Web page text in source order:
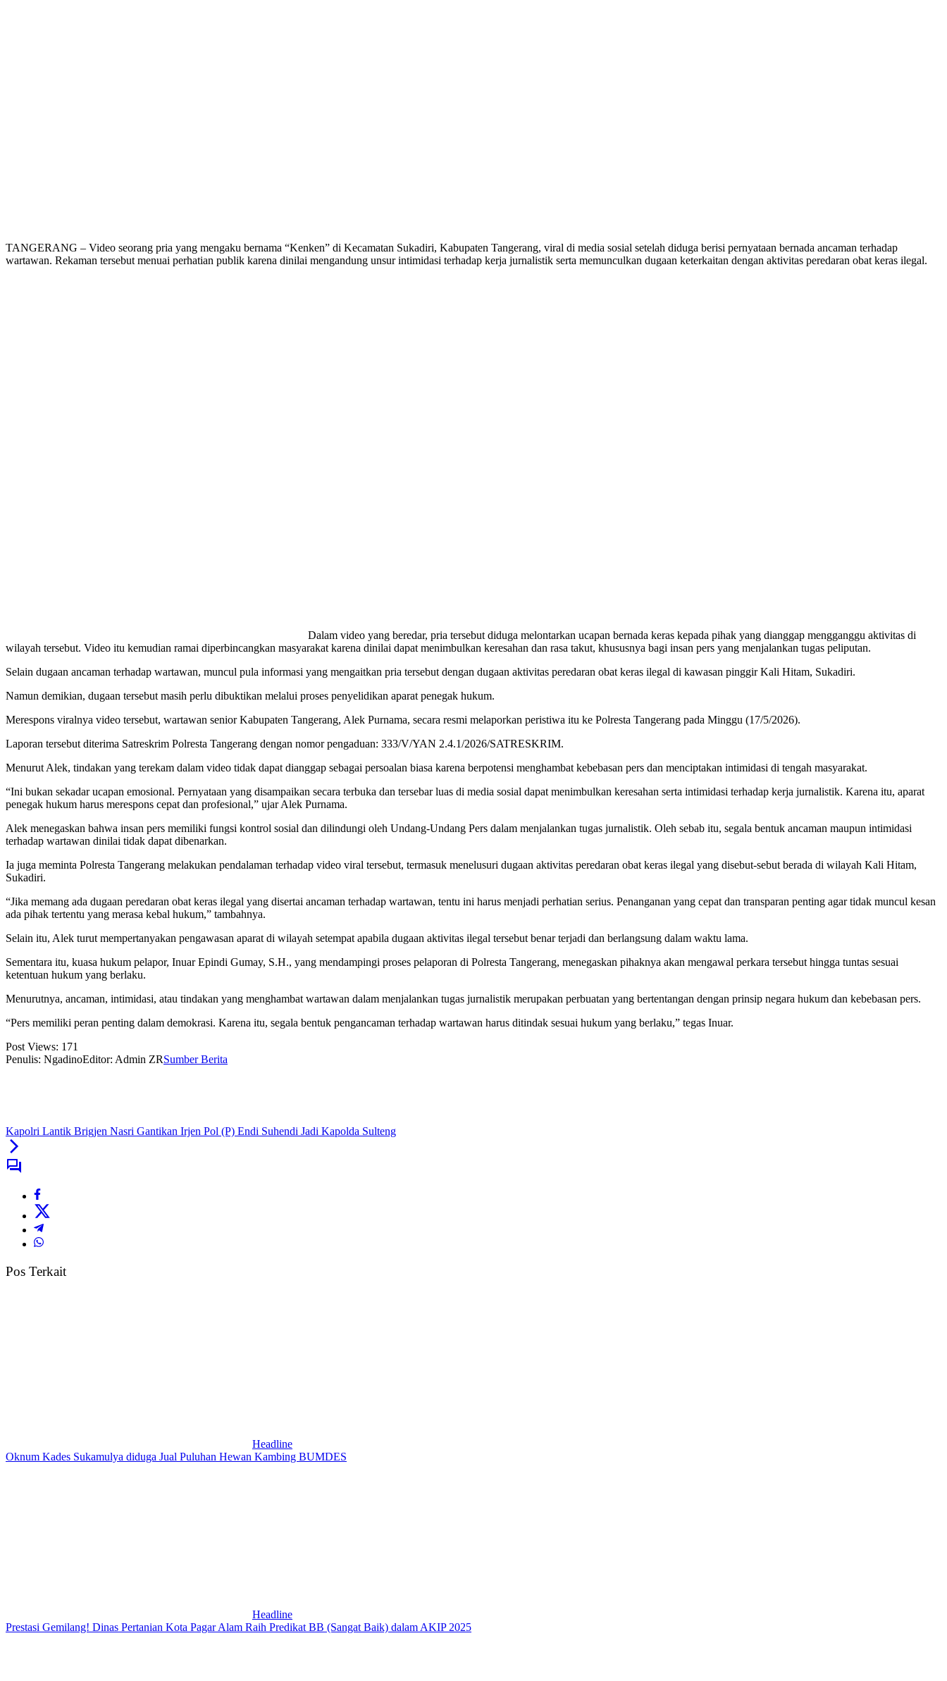
TANGERANG – Video seorang pria yang mengaku bernama “Kenken” di Kecamatan Sukadiri, Kabupaten Tangerang, viral di media sosial setelah diduga berisi pernyataan bernada ancaman terhadap
wartawan. Rekaman tersebut menuai perhatian publik karena dinilai mengandung unsur intimidasi terhadap kerja jurnalistik serta memunculkan dugaan keterkaitan dengan aktivitas peredaran obat keras ilegal.
Dalam video yang beredar, pria tersebut diduga melontarkan ucapan bernada keras kepada pihak yang dianggap mengganggu aktivitas di
wilayah tersebut. Video itu kemudian ramai diperbincangkan masyarakat karena dinilai dapat menimbulkan keresahan dan rasa takut, khususnya bagi insan pers yang menjalankan tugas peliputan.
Selain dugaan ancaman terhadap wartawan, muncul pula informasi yang mengaitkan pria tersebut dengan dugaan aktivitas peredaran obat keras ilegal di kawasan pinggir Kali Hitam, Sukadiri.
Namun demikian, dugaan tersebut masih perlu dibuktikan melalui proses penyelidikan aparat penegak hukum.
Merespons viralnya video tersebut, wartawan senior Kabupaten Tangerang, Alek Purnama, secara resmi melaporkan peristiwa itu ke Polresta Tangerang pada Minggu (17/5/2026).
Laporan tersebut diterima Satreskrim Polresta Tangerang dengan nomor pengaduan: 333/V/YAN 2.4.1/2026/SATRESKRIM.
Menurut Alek, tindakan yang terekam dalam video tidak dapat dianggap sebagai persoalan biasa karena berpotensi menghambat kebebasan pers dan menciptakan intimidasi di tengah masyarakat.
“Ini bukan sekadar ucapan emosional. Pernyataan yang disampaikan secara terbuka dan tersebar luas di media sosial dapat menimbulkan keresahan serta intimidasi terhadap kerja jurnalistik. Karena itu, aparat
penegak hukum harus merespons cepat dan profesional,” ujar Alek Purnama.
Alek menegaskan bahwa insan pers memiliki fungsi kontrol sosial dan dilindungi oleh Undang-Undang Pers dalam menjalankan tugas jurnalistik. Oleh sebab itu, segala bentuk ancaman maupun intimidasi
terhadap wartawan dinilai tidak dapat dibenarkan.
Ia juga meminta Polresta Tangerang melakukan pendalaman terhadap video viral tersebut, termasuk menelusuri dugaan aktivitas peredaran obat keras ilegal yang disebut-sebut berada di wilayah Kali Hitam,
Sukadiri.
“Jika memang ada dugaan peredaran obat keras ilegal yang disertai ancaman terhadap wartawan, tentu ini harus menjadi perhatian serius. Penanganan yang cepat dan transparan penting agar tidak muncul kesan
ada pihak tertentu yang merasa kebal hukum,” tambahnya.
Selain itu, Alek turut mempertanyakan pengawasan aparat di wilayah setempat apabila dugaan aktivitas ilegal tersebut benar terjadi dan berlangsung dalam waktu lama.
Sementara itu, kuasa hukum pelapor, Inuar Epindi Gumay, S.H., yang mendampingi proses pelaporan di Polresta Tangerang, menegaskan pihaknya akan mengawal perkara tersebut hingga tuntas sesuai
ketentuan hukum yang berlaku.
Menurutnya, ancaman, intimidasi, atau tindakan yang menghambat wartawan dalam menjalankan tugas jurnalistik merupakan perbuatan yang bertentangan dengan prinsip negara hukum dan kebebasan pers.
“Pers memiliki peran penting dalam demokrasi. Karena itu, segala bentuk pengancaman terhadap wartawan harus ditindak sesuai hukum yang berlaku,” tegas Inuar.
Post Views: 171
Penulis: NgadinoEditor: Admin ZRSumber Berita
Kapolri Lantik Brigjen Nasri Gantikan Irjen Pol (P) Endi Suhendi Jadi Kapolda Sulteng
Pos Terkait
Headline
Oknum Kades Sukamulya diduga Jual Puluhan Hewan Kambing BUMDES
Headline
Prestasi Gemilang! Dinas Pertanian Kota Pagar Alam Raih Predikat BB (Sangat Baik) dalam AKIP 2025